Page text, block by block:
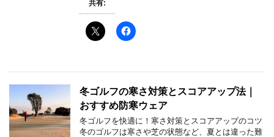
共有:
冬ゴルフの寒さ対策とスコアアップ法｜
おすすめ防寒ウェア
冬ゴルフを快適に！寒さ対策とスコアアップのコツ
冬のゴルフは寒さや芝の状態など、夏とは違った難